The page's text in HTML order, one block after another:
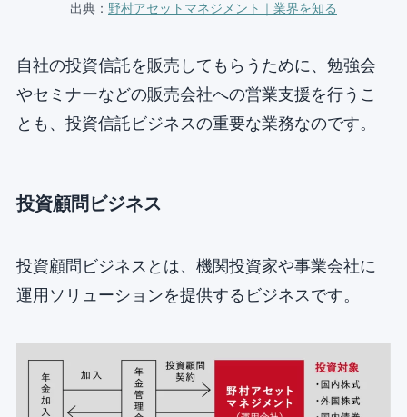
出典： 野村アセットマネジメント｜業界を知る
自社の投資信託を販売してもらうために、勉強会
やセミナーなどの販売会社への営業支援を行うこ
とも、投資信託ビジネスの重要な業務なのです。
投資顧問ビジネス
投資顧問ビジネスとは、機関投資家や事業会社に
運用ソリューションを提供するビジネスです。